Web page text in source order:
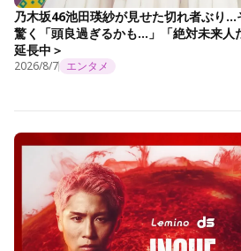
乃木坂46池田瑛紗が見せた切れ者ぶり…
驚く「頭良過ぎるかも…」「絶対未来人
延長中＞
2026/8/7 エンタメ